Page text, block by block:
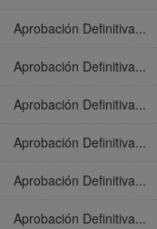
Aprobación Definitiva...
Aprobación Definitiva...
Aprobación Definitiva...
Aprobación Definitiva...
Aprobación Definitiva...
Aprobación Definitiva...